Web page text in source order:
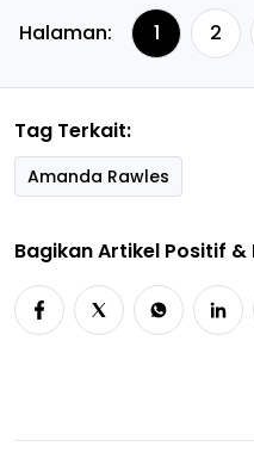
Halaman: 1 2
Tag Terkait:
Amanda Rawles
Bagikan Artikel Positif